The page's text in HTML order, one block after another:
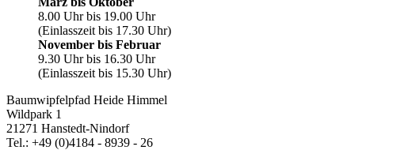
8.00 Uhr bis 19.00 Uhr
(Einlasszeit bis 17.30 Uhr)
November bis Februar
9.30 Uhr bis 16.30 Uhr
(Einlasszeit bis 15.30 Uhr)
Baumwipfelpfad Heide Himmel
Wildpark 1
21271 Hanstedt-Nindorf
Tel.: +49 (0)4184 - 8939 - 26